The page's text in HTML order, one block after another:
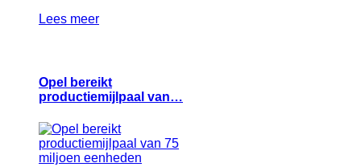
Lees meer
Opel bereikt
productiemijlpaal van…